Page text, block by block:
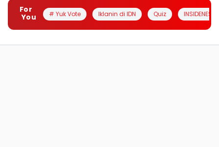
For
You
# Yuk Vote Iklanin di IDN Quiz INSIDENESIA